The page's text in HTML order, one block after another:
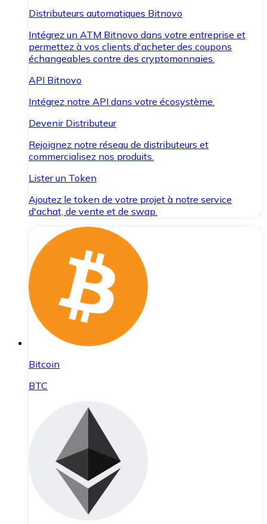
Distributeurs automatiques Bitnovo
Intégrez un ATM Bitnovo dans votre entreprise et
permettez à vos clients d'acheter des coupons
échangeables contre des cryptomonnaies.
API Bitnovo
Intégrez notre API dans votre écosystème.
Devenir Distributeur
Rejoignez notre réseau de distributeurs et
commercialisez nos produits.
Lister un Token
Ajoutez le token de votre projet à notre service
d'achat, de vente et de swap.
Bitcoin
BTC